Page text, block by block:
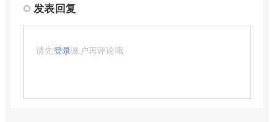
发表回复
请先登录账户再评论哦